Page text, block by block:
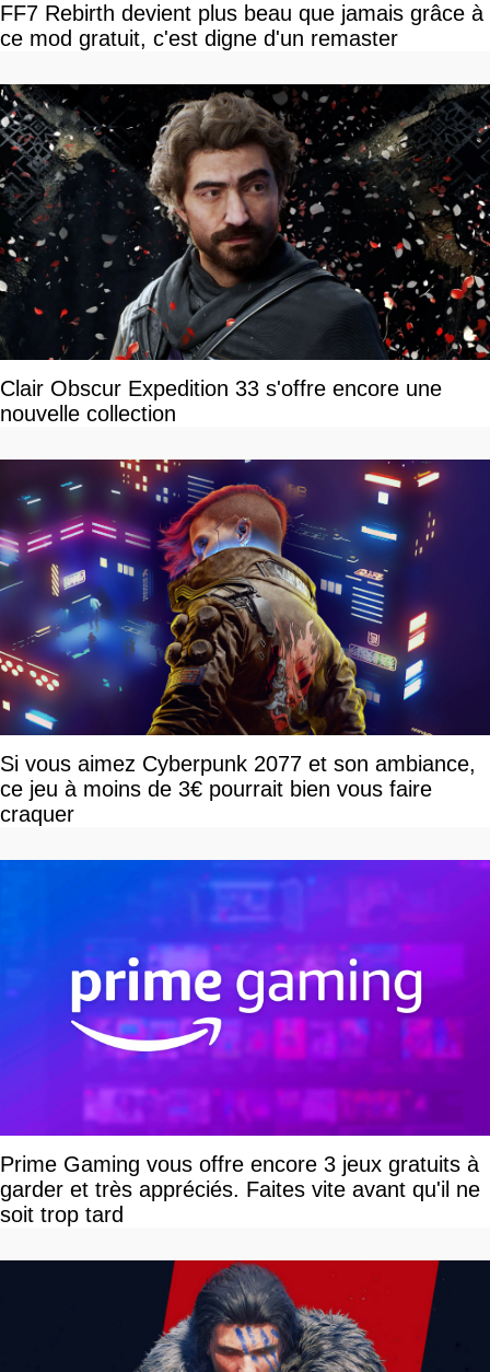
FF7 Rebirth devient plus beau que jamais grâce à
ce mod gratuit, c'est digne d'un remaster
Clair Obscur Expedition 33 s'offre encore une
nouvelle collection
Si vous aimez Cyberpunk 2077 et son ambiance,
ce jeu à moins de 3€ pourrait bien vous faire
craquer
Prime Gaming vous offre encore 3 jeux gratuits à
garder et très appréciés. Faites vite avant qu'il ne
soit trop tard